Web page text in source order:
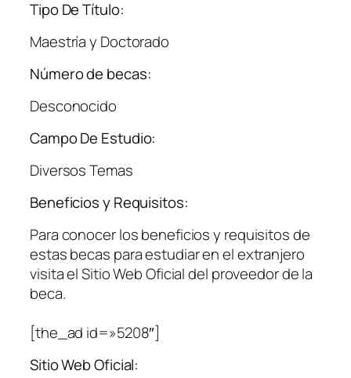
Tipo De Título:
Maestría y Doctorado
Número de becas:
Desconocido
Campo De Estudio:
Diversos Temas
Beneficios y Requisitos:
Para conocer los beneficios y requisitos de
estas becas para estudiar en el extranjero
visita el Sitio Web Oficial del proveedor de la
beca.
[the_ad id=»5208″]
Sitio Web Oficial: